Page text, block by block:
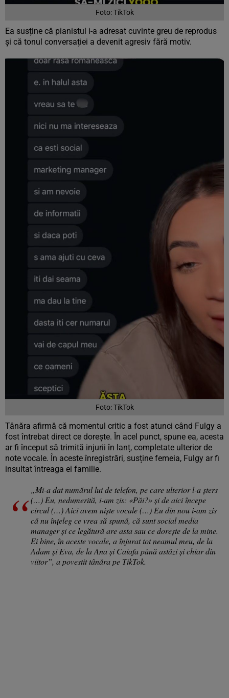
Foto: TikTok
Ea susține că pianistul i-a adresat cuvinte greu de reprodus
și că tonul conversației a devenit agresiv fără motiv.
Foto: TikTok
Tânăra afirmă că momentul critic a fost atunci când Fulgy a
fost întrebat direct ce dorește. În acel punct, spune ea, acesta
ar fi început să trimită injurii în lanț, completate ulterior de
note vocale. În aceste înregistrări, susține femeia, Fulgy ar fi
insultat întreaga ei familie.
„Mi-a dat numărul lui de telefon, pe care ulterior l-a șters
(…) Eu, nedumerită, i-am zis: «Păi?» și de aici începe
circul (…) Aici avem niște vocale (…) Eu din nou i-am zis
că nu înțeleg ce vrea să spună, că sunt social media
manager și ce legătură are asta sau ce dorește de la mine.
Ei bine, în aceste vocale, a înjurat tot neamul meu, de la
Adam și Eva, de la Ana și Caiafa până astăzi și chiar din
viitor”, a povestit tânăra pe TikTok.